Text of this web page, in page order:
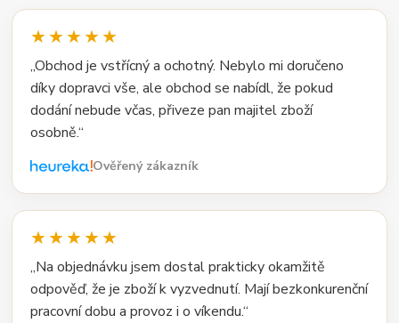
★★★★★
„Obchod je vstřícný a ochotný. Nebylo mi doručeno
díky dopravci vše, ale obchod se nabídl, že pokud
dodání nebude včas, přiveze pan majitel zboží
osobně.“
Ověřený zákazník
★★★★★
„Na objednávku jsem dostal prakticky okamžitě
odpověď, že je zboží k vyzvednutí. Mají bezkonkurenční
pracovní dobu a provoz i o víkendu.“